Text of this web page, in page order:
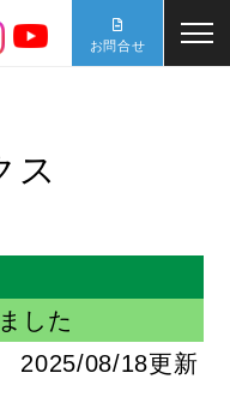
お問合せ
ス
した
2025/08/18更新